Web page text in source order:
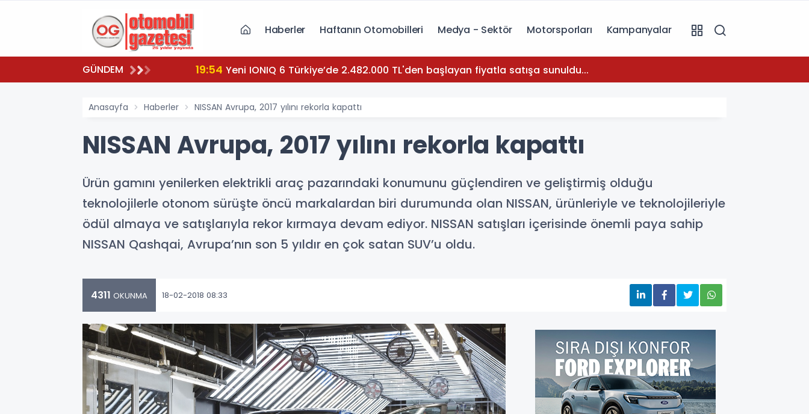
Haberler Haftanın Otomobilleri Medya - Sektör Motorsporları Kampanyalar
GÜNDEM 19:54 Yeni IONIQ 6 Türkiye’de 2.482.000 TL'den başlayan fiyatla satışa sunuldu...
Anasayfa Haberler NISSAN Avrupa, 2017 yılını rekorla kapattı
NISSAN Avrupa, 2017 yılını rekorla kapattı
Ürün gamını yenilerken elektrikli araç pazarındaki konumunu güçlendiren ve geliştirmiş olduğu
teknolojilerle otonom sürüşte öncü markalardan biri durumunda olan NISSAN, ürünleriyle ve teknolojileriyle
ödül almaya ve satışlarıyla rekor kırmaya devam ediyor. NISSAN satışları içerisinde önemli paya sahip
NISSAN Qashqai, Avrupa’nın son 5 yıldır en çok satan SUV’u oldu.
4311 OKUNMA 18-02-2018 08:33